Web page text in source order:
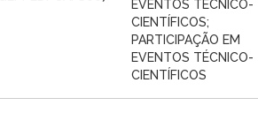
EVENTOS TÉCNICO-
CIENTÍFICOS;
PARTICIPAÇÃO EM
EVENTOS TÉCNICO-
CIENTÍFICOS